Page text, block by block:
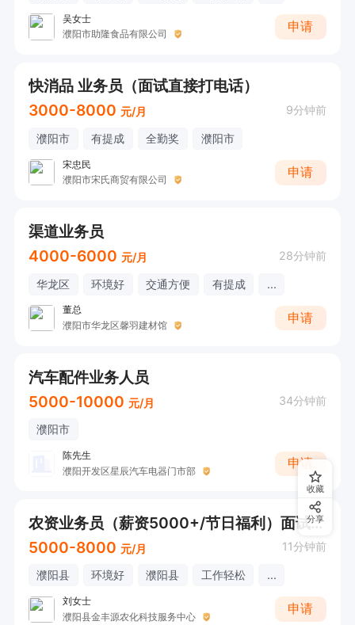
吴女士
濮阳市助隆食品有限公司
申请
快消品 业务员（面试直接打电话）
3000-8000 元/月 9分钟前
濮阳市 有提成 全勤奖 濮阳市
宋忠民
濮阳市宋氏商贸有限公司
申请
渠道业务员
4000-6000 元/月 28分钟前
华龙区 环境好 交通方便 有提成 ...
董总
濮阳市华龙区馨羽建材馆
申请
汽车配件业务人员
5000-10000 元/月 34分钟前
濮阳市
陈先生
濮阳开发区星辰汽车电器门市部
申请
农资业务员（薪资5000+/节日福利）面试可直接打电话
5000-8000 元/月 11分钟前
濮阳县 环境好 濮阳县 工作轻松 ...
刘女士
濮阳县金丰源农化科技服务中心
申请
收藏
分享